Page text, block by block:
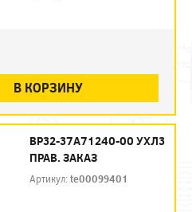
В КОРЗИНУ
ВР32-37А71240-00 УХЛ3
ПРАВ. ЗАКАЗ
Артикул:te00099401